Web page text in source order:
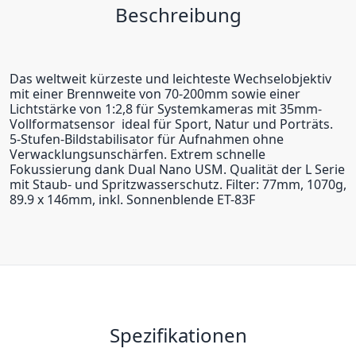
Beschreibung
Das weltweit kürzeste und leichteste Wechselobjektiv
mit einer Brennweite von 70-200mm sowie einer
Lichtstärke von 1:2,8 für Systemkameras mit 35mm-
Vollformatsensor  ideal für Sport, Natur und Porträts.
5-Stufen-Bildstabilisator für Aufnahmen ohne
Verwacklungsunschärfen. Extrem schnelle
Fokussierung dank Dual Nano USM. Qualität der L Serie
mit Staub- und Spritzwasserschutz. Filter: 77mm, 1070g,
89.9 x 146mm, inkl. Sonnenblende ET-83F
Spezifikationen